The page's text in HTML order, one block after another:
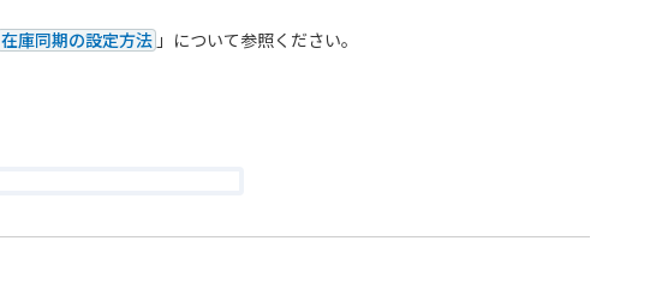
在庫同期の設定方法 」について参照ください。